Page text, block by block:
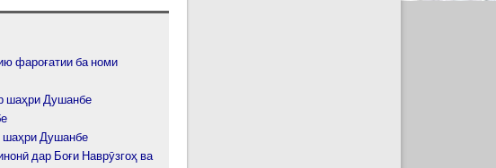
фароғатии ба номи
шаҳри Душанбе
шаҳри Душанбе
дар Боғи Наврӯзгоҳ ва